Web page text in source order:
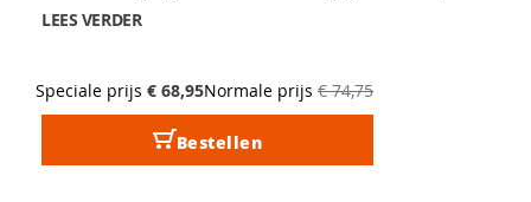
LEES VERDER
Speciale prijs € 68,95Normale prijs € 74,75
Bestellen